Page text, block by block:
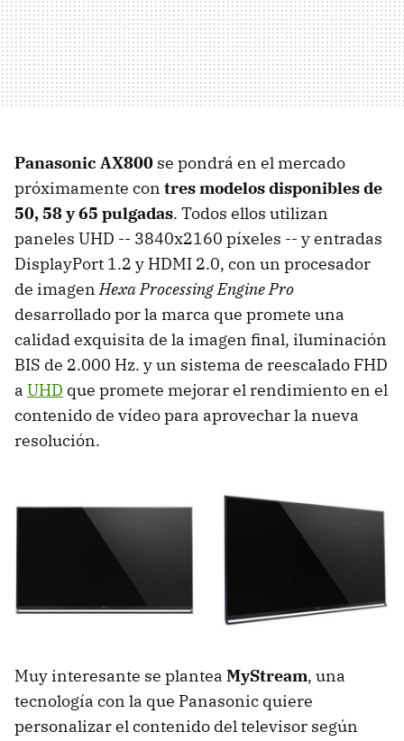
Panasonic AX800 se pondrá en el mercado
próximamente con tres modelos disponibles de
50, 58 y 65 pulgadas. Todos ellos utilizan
paneles UHD -- 3840x2160 píxeles -- y entradas
DisplayPort 1.2 y HDMI 2.0, con un procesador
de imagenHexa Processing Engine Pro
desarrollado por la marca que promete una
calidad exquisita de la imagen final, iluminación
BIS de 2.000 Hz. y un sistema de reescalado FHD
a UHD que promete mejorar el rendimiento en el
contenido de vídeo para aprovechar la nueva
resolución.
Muy interesante se plantea MyStream, una
tecnología con la que Panasonic quiere
personalizar el contenido del televisor según